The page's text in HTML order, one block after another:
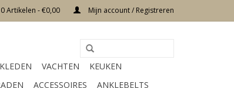
0 Artikelen - €0,00 Mijn account / Registreren
KLEDEN VACHTEN
KEUKEN
ACCESSOIRES
ANKLEBELTS